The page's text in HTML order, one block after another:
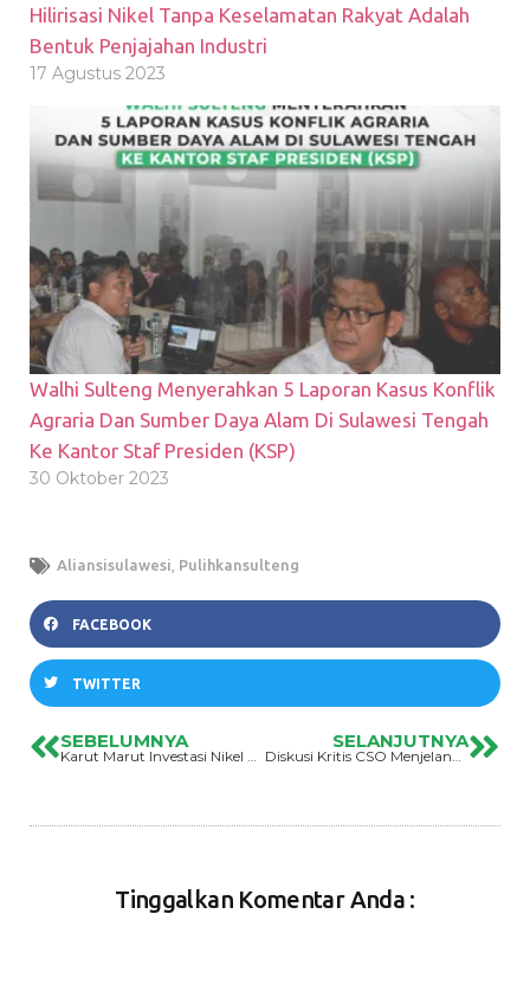
Hilirisasi Nikel Tanpa Keselamatan Rakyat Adalah
Bentuk Penjajahan Industri
17 Agustus 2023
Walhi Sulteng Menyerahkan 5 Laporan Kasus Konflik
Agraria Dan Sumber Daya Alam Di Sulawesi Tengah
Ke Kantor Staf Presiden (KSP)
30 Oktober 2023
Aliansisulawesi, Pulihkansulteng
FACEBOOK
TWITTER
SEBELUMNYA
Karut Marut Investasi Nikel Tiongkok Di Sulawesi Tengah
SELANJUTNYA
Diskusi Kritis CSO Menjelang Pertemuan COP 16 UNCBD: Mengutamakan Keanekaragaman Hayati Di Tengah Transisi Energi Dan Eksploitasi Mineral
Tinggalkan Komentar Anda :